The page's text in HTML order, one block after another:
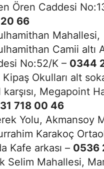
Ören Caddesi
66
Mahallesi,
Camii altı
No:52/K – 0344
Kipaş Okulları alt
karşısı, Megapoint
718 00 46
Yolu, Akmansoy
Karakoç
Kafe arkası – 0536
Selim Mahallesi,